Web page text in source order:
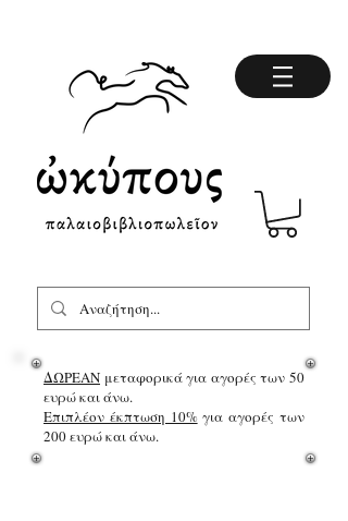
ΔΩΡΕΑΝ μεταφορικά για αγορές των 50
ευρώ και άνω.
Επιπλέον έκπτωση 10%για αγορές των
200 ευρώ και άνω.